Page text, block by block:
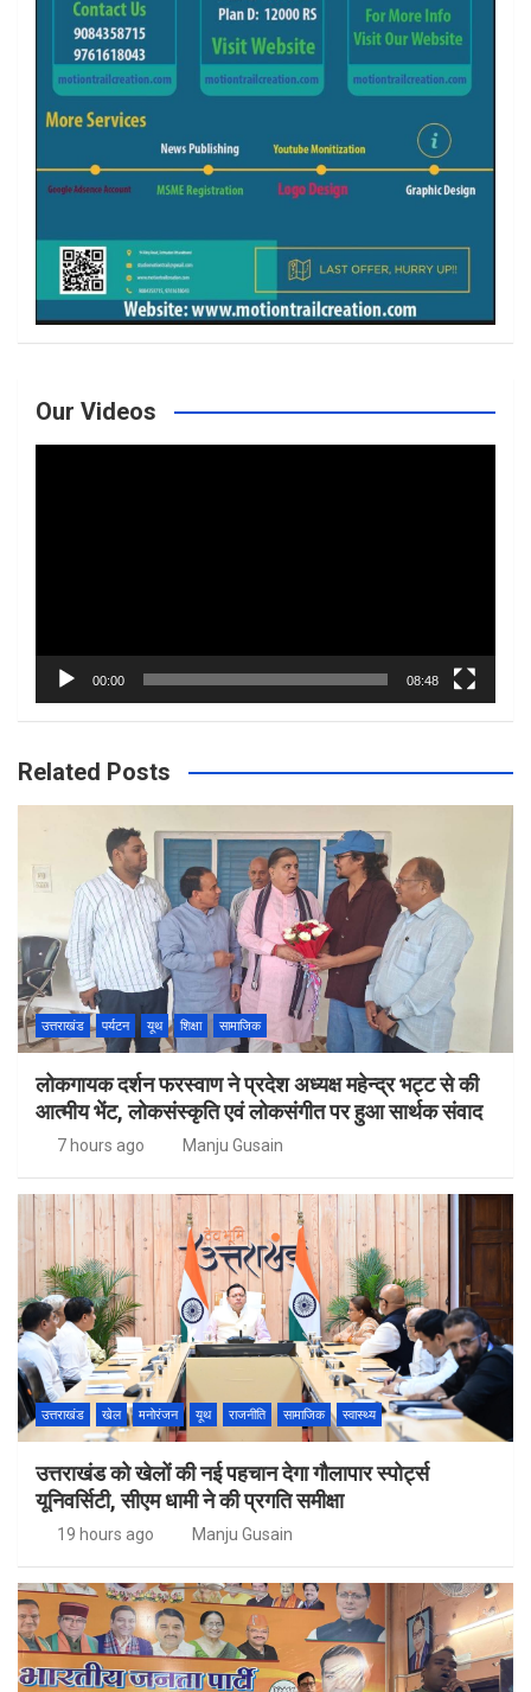
Our Videos
00:00 08:48
Related Posts
उत्तराखंड पर्यटन यूथ शिक्षा सामाजिक
लोकगायक दर्शन फरस्वाण ने प्रदेश अध्यक्ष महेन्द्र भट्ट से की
आत्मीय भेंट, लोकसंस्कृति एवं लोकसंगीत पर हुआ सार्थक संवाद
7 hours ago Manju Gusain
उत्तराखंड खेल मनोरंजन यूथ राजनीति सामाजिक स्वास्थ्य
उत्तराखंड को खेलों की नई पहचान देगा गौलापार स्पोर्ट्स
यूनिवर्सिटी, सीएम धामी ने की प्रगति समीक्षा
19 hours ago Manju Gusain